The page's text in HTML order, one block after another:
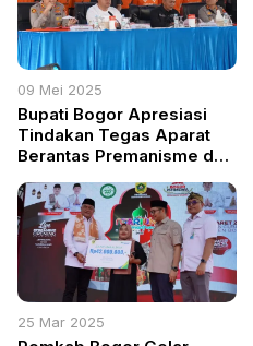
09 Mei 2025
Bupati Bogor Apresiasi
Tindakan Tegas Aparat
Berantas Premanisme dan
25 Mar 2025